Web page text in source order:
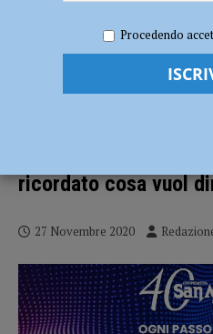
emozionato il mondo, l’alpino
Barbieri: “Grazie per averci
La serenata che
ricordato cosa vuol
27 Novembre 2020
Procedendo